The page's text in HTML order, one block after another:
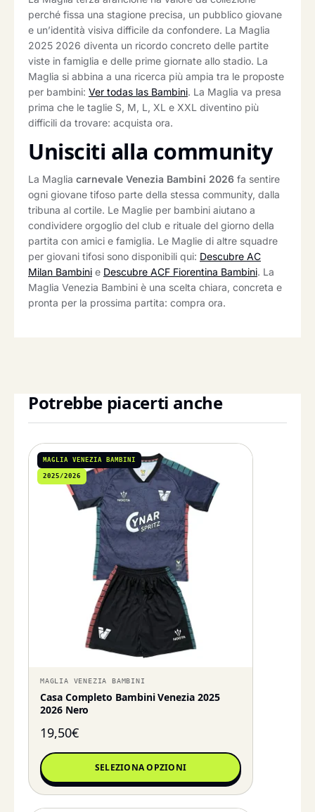
perché fissa una stagione precisa, un pubblico giovane
e un’identità visiva difficile da confondere. La Maglia
2025 2026 diventa un ricordo concreto delle partite
viste in famiglia e delle prime giornate allo stadio. La
Maglia si abbina a una ricerca più ampia tra le proposte
per bambini: Ver todas las Bambini. La Maglia va presa
prima che le taglie S, M, L, XL e XXL diventino più
difficili da trovare: acquista ora.
Unisciti alla community
La Maglia carnevale Venezia Bambini 2026 fa sentire
ogni giovane tifoso parte della stessa community, dalla
tribuna al cortile. Le Maglie per bambini aiutano a
condividere orgoglio del club e rituale del giorno della
partita con amici e famiglia. Le Maglie di altre squadre
per giovani tifosi sono disponibili qui: Descubre AC
Milan Bambini e Descubre ACF Fiorentina Bambini. La
Maglia Venezia Bambini è una scelta chiara, concreta e
pronta per la prossima partita: compra ora.
Potrebbe piacerti anche
MAGLIA VENEZIA BAMBINI
2025/2026
MAGLIA VENEZIA BAMBINI
Casa Completo Bambini Venezia 2025
2026 Nero
19,50€
SELEZIONA OPZIONI